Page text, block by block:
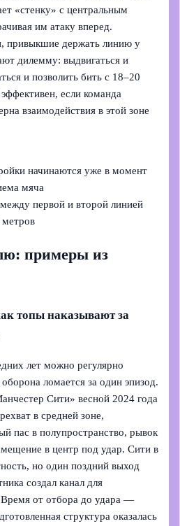
«стенку» с центральным
им атаку вперед.
привыкшие держать линию у
дилемму: выдвигаться и
и позволить бить с 18–20
если команда
взаимодействия в этой зоне
начинаются уже в момент
мяча
первой и второй линией
примеры из
топы наказывают за
лет можно регулярно
ломается за один эпизод.
Сити» весной 2024 года
в средней зоне,
пас в полупространство, рывок
в центр под удар. Сити в
но один поздний выход
создал канал для
Время от отбора до удара —
структура оказалась